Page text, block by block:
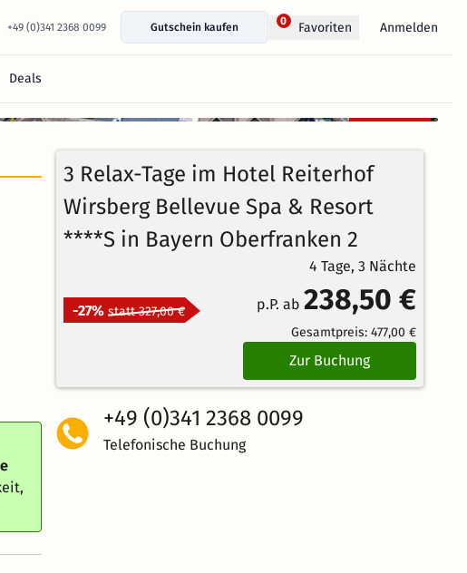
+49 (0)341 2368 0099 Gutschein kaufen
0 Favoriten Anmelden
Deals
Bewertungen
4.5/5
Brillant
stornierbar
3 Relax-Tage im Hotel Reiterhof
Wirsberg Bellevue Spa & Resort
****S in Bayern Oberfranken 2
4 Tage, 3 Nächte
-27% statt 327,00 € p.P. ab 238,50 €
Gesamtpreis: 477,00 €
Zur Buchung
+49 (0)341 2368 0099
Telefonische Buchung